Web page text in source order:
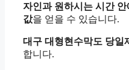
자인과 원하시는 시간 안
값을 얻을 수 있습니다.
대구 대형현수막도 당일
합니다.